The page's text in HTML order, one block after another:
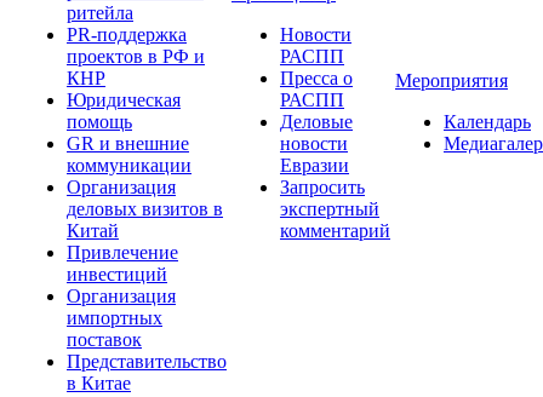
ритейла
PR-поддержка
проектов в РФ и
КНР
Юридическая
помощь
GR и внешние
коммуникации
Организация
деловых визитов в
Китай
Привлечение
инвестиций
Организация
импортных
поставок
Представительство
в Китае
Новости
РАСПП
Пресса о
РАСПП
Деловые
новости
Евразии
Запросить
экспертный
комментарий
Мероприятия
Календарь